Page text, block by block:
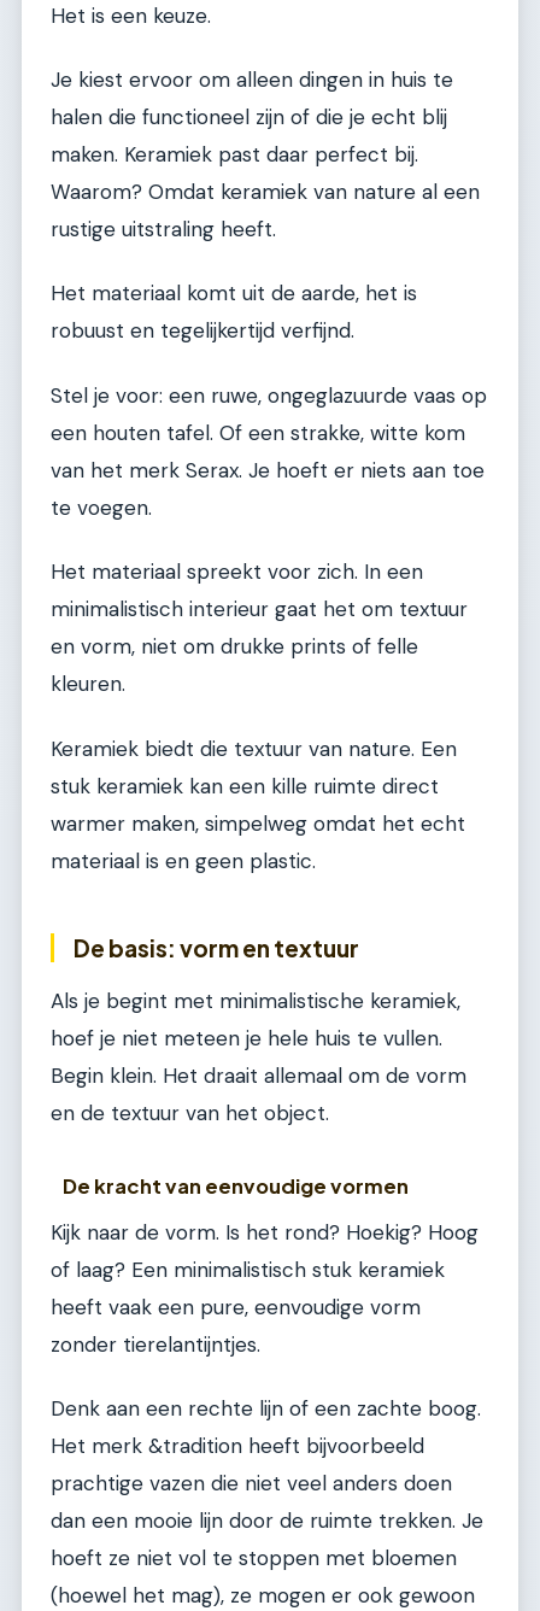
Het is een keuze.
Je kiest ervoor om alleen dingen in huis te
halen die functioneel zijn of die je echt blij
maken. Keramiek past daar perfect bij.
Waarom? Omdat keramiek van nature al een
rustige uitstraling heeft.
Het materiaal komt uit de aarde, het is
robuust en tegelijkertijd verfijnd.
Stel je voor: een ruwe, ongeglazuurde vaas op
een houten tafel. Of een strakke, witte kom
van het merk Serax. Je hoeft er niets aan toe
te voegen.
Het materiaal spreekt voor zich. In een
minimalistisch interieur gaat het om textuur
en vorm, niet om drukke prints of felle
kleuren.
Keramiek biedt die textuur van nature. Een
stuk keramiek kan een kille ruimte direct
warmer maken, simpelweg omdat het echt
materiaal is en geen plastic.
De basis: vorm en textuur
Als je begint met minimalistische keramiek,
hoef je niet meteen je hele huis te vullen.
Begin klein. Het draait allemaal om de vorm
en de textuur van het object.
De kracht van eenvoudige vormen
Kijk naar de vorm. Is het rond? Hoekig? Hoog
of laag? Een minimalistisch stuk keramiek
heeft vaak een pure, eenvoudige vorm
zonder tierelantijntjes.
Denk aan een rechte lijn of een zachte boog.
Het merk &tradition heeft bijvoorbeeld
prachtige vazen die niet veel anders doen
dan een mooie lijn door de ruimte trekken. Je
hoeft ze niet vol te stoppen met bloemen
(hoewel het mag), ze mogen er ook gewoon